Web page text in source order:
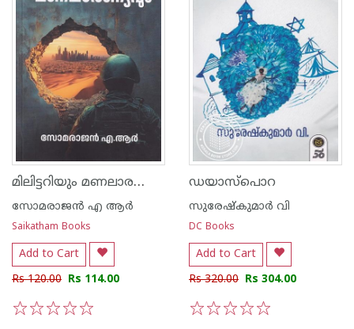
മിലിട്ടറിയും മണലാരണ്യവും
സോമരാജൻ എ ആർ
Saikatham Books
Add to Cart
Rs 120.00 Rs 114.00
ഡയാസ്പൊറ
സുരേഷ്കുമാർ വി
DC Books
Add to Cart
Rs 320.00 Rs 304.00